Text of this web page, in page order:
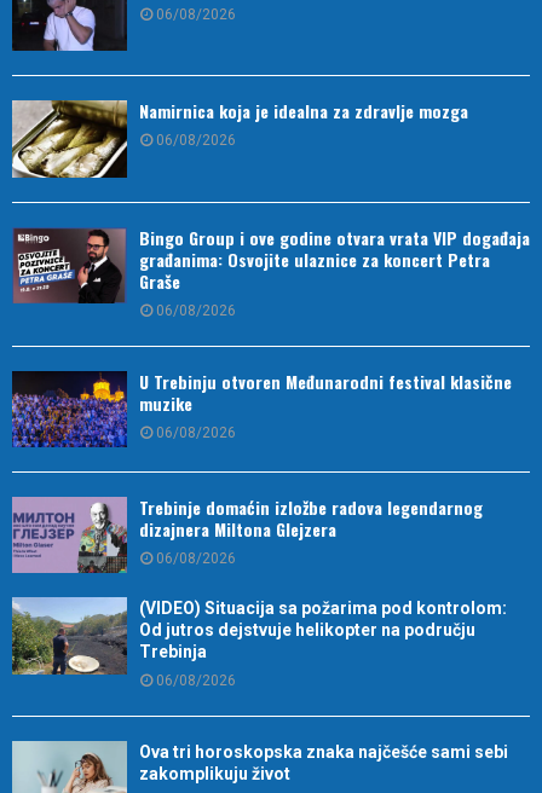
06/08/2026
Namirnica koja je idealna za zdravlje mozga
06/08/2026
Bingo Group i ove godine otvara vrata VIP događaja
građanima: Osvojite ulaznice za koncert Petra
Graše
06/08/2026
U Trebinju otvoren Međunarodni festival klasične
muzike
06/08/2026
Trebinje domaćin izložbe radova legendarnog
dizajnera Miltona Glejzera
06/08/2026
(VIDEO) Situacija sa požarima pod kontrolom:
Od jutros dejstvuje helikopter na području
Trebinja
06/08/2026
Ova tri horoskopska znaka najčešće sami sebi
zakomplikuju život